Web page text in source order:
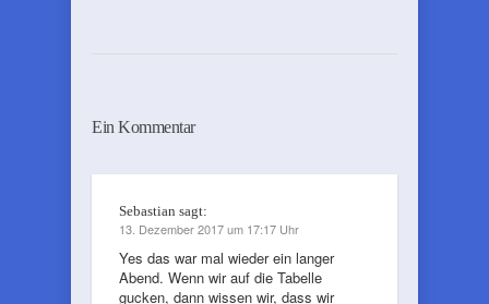
Ein Kommentar
Sebastian sagt:
13. Dezember 2017 um 17:17 Uhr
Yes das war mal wieder ein langer
Abend. Wenn wir auf die Tabelle
gucken, dann wissen wir, dass wir